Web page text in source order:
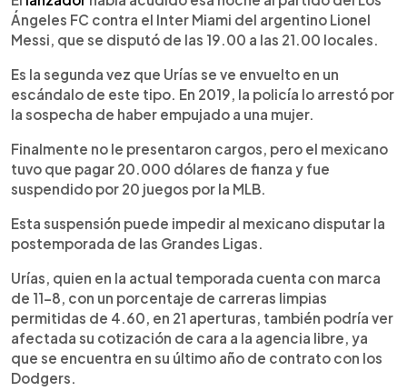
Ángeles FC contra el Inter Miami del argentino Lionel
Messi, que se disputó de las 19.00 a las 21.00 locales.
Es la segunda vez que Urías se ve envuelto en un
escándalo de este tipo. En 2019, la policía lo arrestó por
la sospecha de haber empujado a una mujer.
Finalmente no le presentaron cargos, pero el mexicano
tuvo que pagar 20.000 dólares de fianza y fue
suspendido por 20 juegos por la MLB.
Esta suspensión puede impedir al mexicano disputar la
postemporada de las Grandes Ligas.
Urías, quien en la actual temporada cuenta con marca
de 11-8, con un porcentaje de carreras limpias
permitidas de 4.60, en 21 aperturas, también podría ver
afectada su cotización de cara a la agencia libre, ya
que se encuentra en su último año de contrato con los
Dodgers.